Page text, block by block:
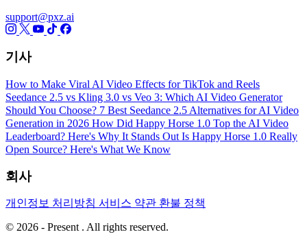
support@pxz.ai
기사
How to Make Viral AI Video Effects for TikTok and Reels
Seedance 2.5 vs Kling 3.0 vs Veo 3: Which AI Video Generator
Should You Choose? 7 Best Seedance 2.5 Alternatives for AI Video
Generation in 2026 How Did Happy Horse 1.0 Top the AI Video
Leaderboard? Here's Why It Stands Out Is Happy Horse 1.0 Really
Open Source? Here's What We Know
회사
개인정보 처리방침 서비스 약관 환불 정책
© 2026 - Present . All rights reserved.